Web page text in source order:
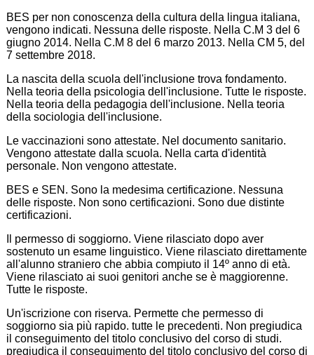
BES per non conoscenza della cultura della lingua italiana,
vengono indicati. Nessuna delle risposte. Nella C.M 3 del 6
giugno 2014. Nella C.M 8 del 6 marzo 2013. Nella CM 5, del
7 settembre 2018.
La nascita della scuola dell'inclusione trova fondamento.
Nella teoria della psicologia dell'inclusione. Tutte le risposte.
Nella teoria della pedagogia dell'inclusione. Nella teoria
della sociologia dell'inclusione.
Le vaccinazioni sono attestate. Nel documento sanitario.
Vengono attestate dalla scuola. Nella carta d'identità
personale. Non vengono attestate.
BES e SEN. Sono la medesima certificazione. Nessuna
delle risposte. Non sono certificazioni. Sono due distinte
certificazioni.
Il permesso di soggiorno. Viene rilasciato dopo aver
sostenuto un esame linguistico. Viene rilasciato direttamente
all'alunno straniero che abbia compiuto il 14º anno di età.
Viene rilasciato ai suoi genitori anche se è maggiorenne.
Tutte le risposte.
Un'iscrizione con riserva. Permette che permesso di
soggiorno sia più rapido. tutte le precedenti. Non pregiudica
il conseguimento del titolo conclusivo del corso di studi.
pregiudica il conseguimento del titolo conclusivo del corso di